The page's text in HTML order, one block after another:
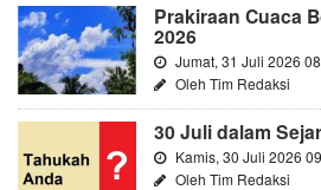
Prakiraan Cuaca
2026
Jumat, 31 Juli 2026
Oleh Tim Redaksi
30 Juli dalam
Kamis, 30 Juli 2026
Oleh Tim Redaksi